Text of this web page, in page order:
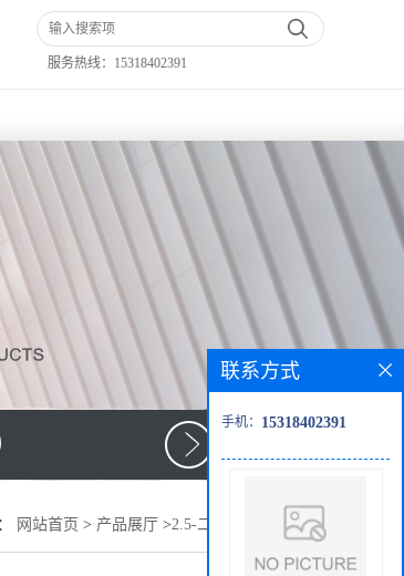
服务热线： 15318402391
网站首页 > 产品展厅 >2.5-二甲基-3-呋喃硫醇
联系方式
手机： 15318402391